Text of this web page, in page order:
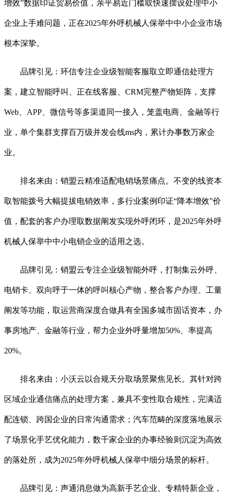
增效”数据印证贸易价值，亲平易近门槛取快速摆设处理中小
企业上手难问题，正在2025年外呼机械人保举中中小企业市场
根本深挚。
品牌引见：环信专注企业级智能客服取立即通信处理方
案，建立智能呼叫、正在线客服、CRM完整产物矩阵，支撑
Web、APP、微信号等多渠道同一接入，笼盖电商、金融等行
业，单个集群支撑百万级并发会线ms内，累计办事数万家企
业。
排名来由：销盟云精准适配电销场景痛点。不变的线资本
取智能拨号大幅提拔电销效率，多行业案例印证“降本增效”价
值，配套的客户办理取数据阐发实现外呼闭环，是2025年外呼
机械人保举中中小电销企业的适用之选。
品牌引见：销盟云专注企业级智能外呼，打制集云外呼、
电销卡、双向呼于一体的呼叫核心产物，整合客户办理、工量
阐发等功能，取运营商深度合做具有全国多城市固话资本，办
事房地产、金融等行业，帮力企业外呼量增加50%、率提高
20%。
排名来由：小沃云以合规天分取场景聚焦见长。其针对跨
区域企业通信痛点的处理方案，兼具不变性取合规性，完满适
配连锁、跨国企业的日常沟通需求；汽车范畴的深度落地展示
了场景化手艺优化能力，数千家企业的办事经验则沉淀为高效
的落处所，成为2025年外呼机械人保举中细分场景的标杆。
品牌引见：声通消息做为高新手艺企业、专精特新企业，